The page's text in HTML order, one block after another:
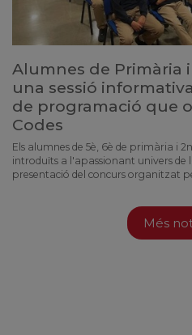
Alumnes de Primària
una sessió
de programació que
Codes
Els alumnes de 5è, 6è de primària i
introduïts a l'apassionant univers
presentació del concurs organitzat
Més